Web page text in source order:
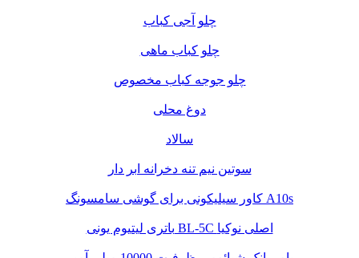
چلو آجی کباب
چلو کباب ماهی
چلو جوجه کباب مخصوص
دوغ محلی
سالاد
سوتین نیم تنه دخرانه ابر دار
کاور سیلیکونی برای گوشی سامسونگ A10s
باتری لیتیوم یونی BL-5C اصلی نوکیا